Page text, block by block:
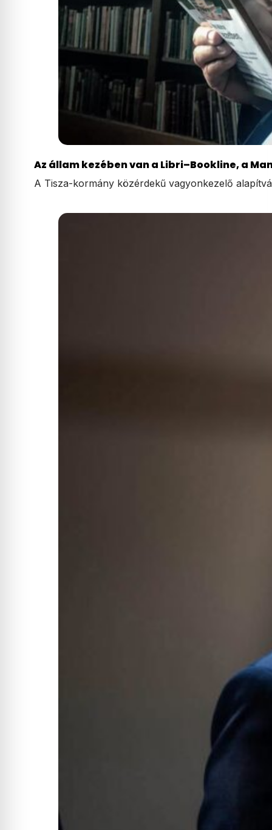
Az állam kezében van a Libri–Bookline, a
A Tisza-kormány közérdekű vagyonkezelő